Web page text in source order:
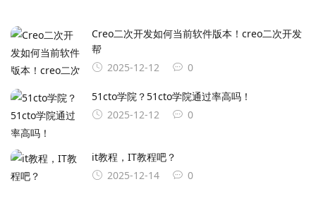
Creo二次开发如何当前软件版本！creo二次开发
帮
2025-12-12
0
51cto学院？51cto学院通过率高吗！
2025-12-12
0
it教程，IT教程吧？
2025-12-14
0